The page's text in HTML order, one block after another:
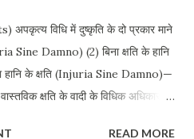
विधि में दुष्कृति के दो प्रकार माने
Sine Damno) (2) बिना क्षति के हानि
के क्षति (Injuria Sine Damno)—
क्षति के वादी के विधिक अधिकारों
READ MORE